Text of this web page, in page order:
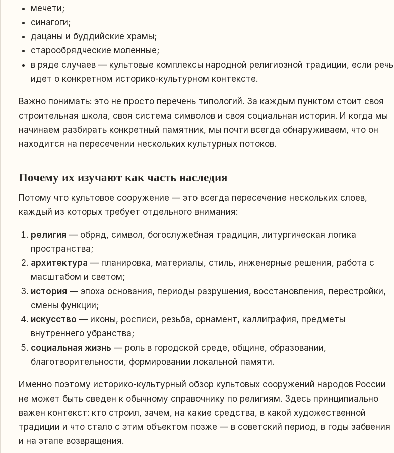
мечети;
синагоги;
дацаны и буддийские храмы;
старообрядческие моленные;
в ряде случаев — культовые комплексы народной религиозной традиции, если речь
идет о конкретном историко-культурном контексте.
Важно понимать: это не просто перечень типологий. За каждым пунктом стоит своя
строительная школа, своя система символов и своя социальная история. И когда мы
начинаем разбирать конкретный памятник, мы почти всегда обнаруживаем, что он
находится на пересечении нескольких культурных потоков.
Почему их изучают как часть наследия
Потому что культовое сооружение — это всегда пересечение нескольких слоев,
каждый из которых требует отдельного внимания:
религия — обряд, символ, богослужебная традиция, литургическая логика
пространства;
архитектура — планировка, материалы, стиль, инженерные решения, работа с
масштабом и светом;
история — эпоха основания, периоды разрушения, восстановления, перестройки,
смены функции;
искусство — иконы, росписи, резьба, орнамент, каллиграфия, предметы
внутреннего убранства;
социальная жизнь — роль в городской среде, общине, образовании,
благотворительности, формировании локальной памяти.
Именно поэтому историко-культурный обзор культовых сооружений народов России
не может быть сведен к обычному справочнику по религиям. Здесь принципиально
важен контекст: кто строил, зачем, на какие средства, в какой художественной
традиции и что стало с этим объектом позже — в советский период, в годы забвения
и на этапе возвращения.